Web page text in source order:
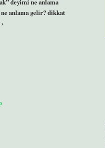
anlama gelir? dikkat